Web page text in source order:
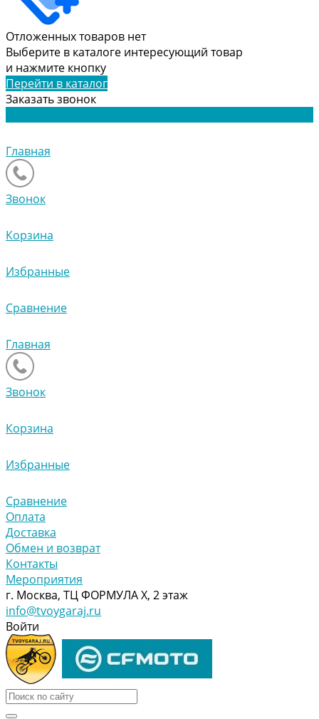
Отложенных товаров нет
Выберите в каталоге интересующий товар
и нажмите кнопку
Перейти в каталог
Заказать звонок
Главная
Звонок
Корзина
Избранные
Сравнение
Главная
Звонок
Корзина
Избранные
Сравнение
Оплата
Доставка
Обмен и возврат
Контакты
Мероприятия
г. Москва, ТЦ ФОРМУЛА Х, 2 этаж
info@tvoygaraj.ru
Войти